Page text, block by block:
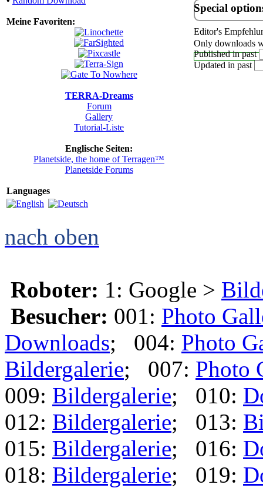
Meine Favoriten:
TERRA-Dreams
Forum
Gallery
Tutorial-Liste
Englische Seiten:
Planetside, the home of Terragen™
Planetside Forums
Languages
Special
Editor's
Only downloads
Published in past
Updated in past
nach oben
Roboter: 1: Google >
Besucher: 001: Photo
Downloads; 004: Photo
Bildergalerie; 007: Photo
009: Bildergalerie; 010:
012: Bildergalerie; 013:
015: Bildergalerie; 016:
018: Bildergalerie; 019: